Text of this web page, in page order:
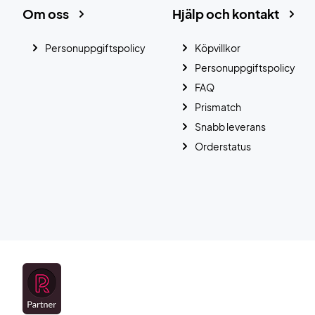
Hjälp och kontakt
Köpvillkor
Personuppgiftspolicy
FAQ
Prismatch
Snabb leverans
Orderstatus
Om oss
Personuppgiftspolicy